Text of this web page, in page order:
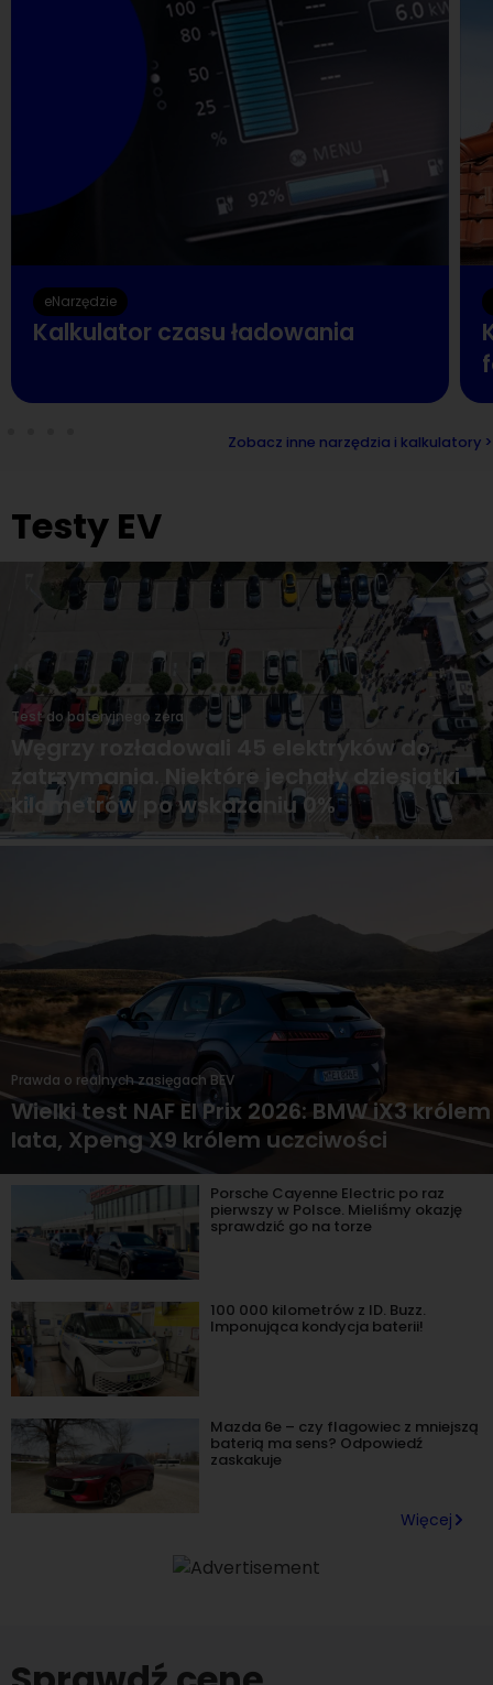
eNarzędzie
Kalkulator czasu ładowania
Zobacz inne narzędzia i kalkulatory >
Testy EV
Test do bateryjnego zera
Węgrzy rozładowali 45 elektryków do
zatrzymania. Niektóre jechały dziesiątki
kilometrów po wskazaniu 0%
Prawda o realnych zasięgach BEV
Wielki test NAF El Prix 2026: BMW iX3 królem
lata, Xpeng X9 królem uczciwości
Porsche Cayenne Electric po raz
pierwszy w Polsce. Mieliśmy okazję
sprawdzić go na torze
100 000 kilometrów z ID. Buzz.
Imponująca kondycja baterii!
Mazda 6e – czy flagowiec z mniejszą
baterią ma sens? Odpowiedź
zaskakuje
Więcej